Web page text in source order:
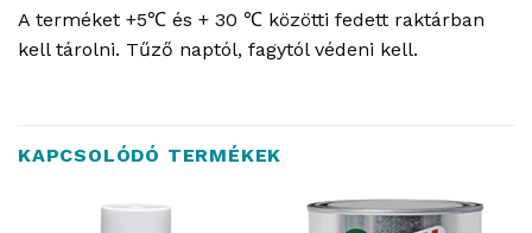
A terméket +5℃ és + 30 ℃ közötti fedett raktárban
kell tárolni. Tűző naptól, fagytól védeni kell.
KAPCSOLÓDÓ TERMÉKEK